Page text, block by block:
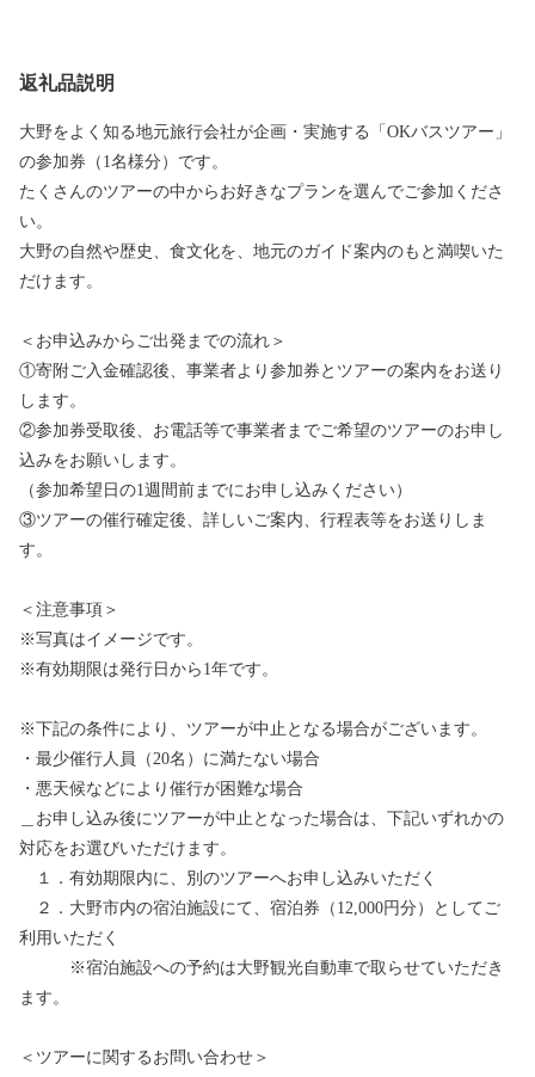
返礼品説明
大野をよく知る地元旅行会社が企画・実施する「OKバスツアー」
の参加券（1名様分）です。
たくさんのツアーの中からお好きなプランを選んでご参加くださ
い。
大野の自然や歴史、食文化を、地元のガイド案内のもと満喫いた
だけます。
＜お申込みからご出発までの流れ＞
①寄附ご入金確認後、事業者より参加券とツアーの案内をお送り
します。
②参加券受取後、お電話等で事業者までご希望のツアーのお申し
込みをお願いします。
（参加希望日の1週間前までにお申し込みください）
③ツアーの催行確定後、詳しいご案内、行程表等をお送りしま
す。
＜注意事項＞
※写真はイメージです。
※有効期限は発行日から1年です。
※下記の条件により、ツアーが中止となる場合がございます。
・最少催行人員（20名）に満たない場合
・悪天候などにより催行が困難な場合
＿お申し込み後にツアーが中止となった場合は、下記いずれかの
対応をお選びいただけます。
１．有効期限内に、別のツアーへお申し込みいただく
２．大野市内の宿泊施設にて、宿泊券（12,000円分）としてご
利用いただく
※宿泊施設への予約は大野観光自動車で取らせていただき
ます。
＜ツアーに関するお問い合わせ＞